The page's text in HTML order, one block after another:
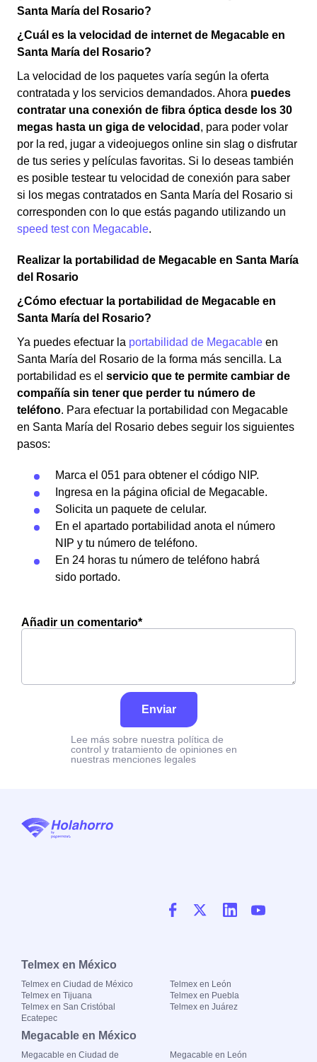
Santa María del Rosario?
¿Cuál es la velocidad de internet de Megacable en
Santa María del Rosario?
La velocidad de los paquetes varía según la oferta
contratada y los servicios demandados. Ahora puedes
contratar una conexión de fibra óptica desde los 30
megas hasta un giga de velocidad , para poder volar
por la red, jugar a videojuegos online sin slag o disfrutar
de tus series y películas favoritas. Si lo deseas también
es posible testear tu velocidad de conexión para saber
si los megas contratados en Santa María del Rosario si
corresponden con lo que estás pagando utilizando un
speed test con Megacable.
Realizar la portabilidad de Megacable en Santa María
del Rosario
¿Cómo efectuar la portabilidad de Megacable en
Santa María del Rosario?
Ya puedes efectuar la portabilidad de Megacable en
Santa María del Rosario de la forma más sencilla. La
portabilidad es el servicio que te permite cambiar de
compañía sin tener que perder tu número de
teléfono. Para efectuar la portabilidad con Megacable
en Santa María del Rosario debes seguir los siguientes
pasos:
Marca el 051 para obtener el código NIP.
Ingresa en la página oficial de Megacable.
Solicita un paquete de celular.
En el apartado portabilidad anota el número
NIP y tu número de teléfono.
En 24 horas tu número de teléfono habrá
sido portado.
Añadir un comentario*
Enviar
Lee más sobre nuestra política de
control y tratamiento de opiniones en
nuestras menciones legales
Telmex en México
Telmex en Ciudad de México
Telmex en Tijuana
Telmex en San Cristóbal
Ecatepec
Telmex en León
Telmex en Puebla
Telmex en Juárez
Megacable en México
Megacable en Ciudad de
Megacable en León